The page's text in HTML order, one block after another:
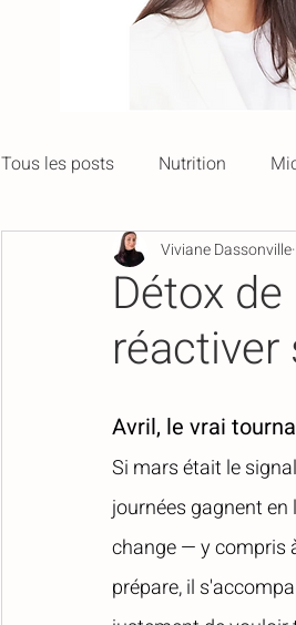
Tous les posts Nutrition
Les Saisons À l'affiche
Détox
Viviane Dassonville
Avril, le vrai
Si mars était le
journées gagnent
change — y compris
prépare, il